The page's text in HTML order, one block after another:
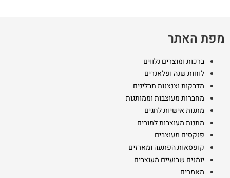
מפת האתר
ברכות ומוצרים נלווים
לוחות שנה ופלאנרים
מדבקות וצנצנות תבלינים
מחברות מעוצבות וממותגות
מתנות אישיות לחגים
מתנות מעוצבות למורים
פנקסים מעוצבים
קופסאות הפתעה ומארזים
יומנים שבועיים מעוצבים
מאמרים